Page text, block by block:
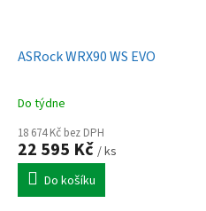
ASRock WRX90 WS EVO
Do týdne
18 674 Kč bez DPH
22 595 Kč / ks
Do košíku